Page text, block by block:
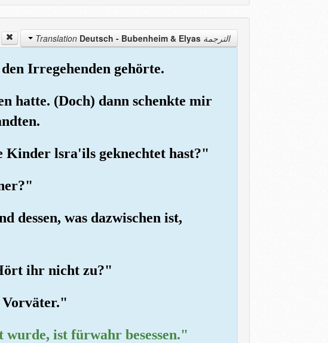
الترجمة Translation Deutsch - Bubenheim & Elyas
Irregehenden gehörte.
hatte. (Doch) dann schenkte mir
Kinder lsra'ils geknechtet hast?"
was dazwischen ist,
ihr nicht zu?"
ist fürwahr besessen."